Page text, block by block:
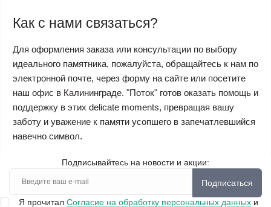
Как с нами связаться?
Для оформления заказа или консультации по выбору
идеального памятника, пожалуйста, обращайтесь к нам по
электронной почте, через форму на сайте или посетите
наш офис в Калининграде. "Поток" готов оказать помощь и
поддержку в этих delicate moments, превращая вашу
заботу и уважение к памяти усопшего в запечатлевшийся
навечно символ.
Подписывайтесь на новости и акции:
Подписаться
Я прочитал Согласие на обработку персональных данных и